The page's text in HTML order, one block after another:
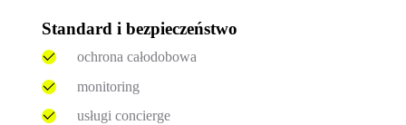
Standard i bezpieczeństwo
ochrona całodobowa
monitoring
usługi concierge